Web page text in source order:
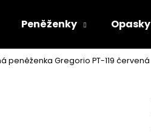
Peněženky Opasky
peněženka Gregorio PT-119 červená
najít?